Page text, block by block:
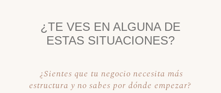
¿TE VES EN ALGUNA DE
ESTAS SITUACIONES?
¿Sientes que tu negocio necesita más
estructura y no sabes por dónde empezar?